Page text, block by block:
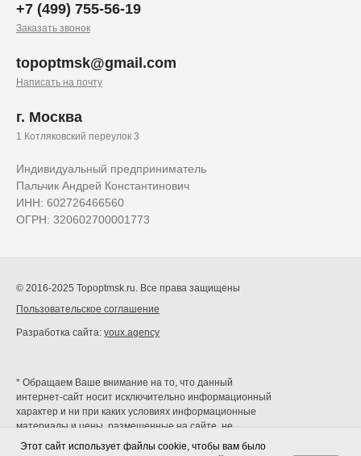
Этот сайт использует файлы cookie, чтобы вам было
Индивидуальный предприниматель
Пальчик Андрей Константинович
ИНН: 602726466560
ОГРН: 320602700001773
+7 (499) 755-56-19
Заказать звонок
topoptmsk@gmail.com
Написать на почту
г. Москва
1 Котляковский переулок 3
© 2016-2025 Topoptmsk.ru. Все права защищены
Пользовательское соглашение
Разработка сайта: youx.agency
* Обращаем Ваше внимание на то, что данный
интернет-сайт носит исключительно информационный
характер и ни при каких условиях информационные
материалы и цены, размещенные на сайте, не
являются публичной офертой, определяемой